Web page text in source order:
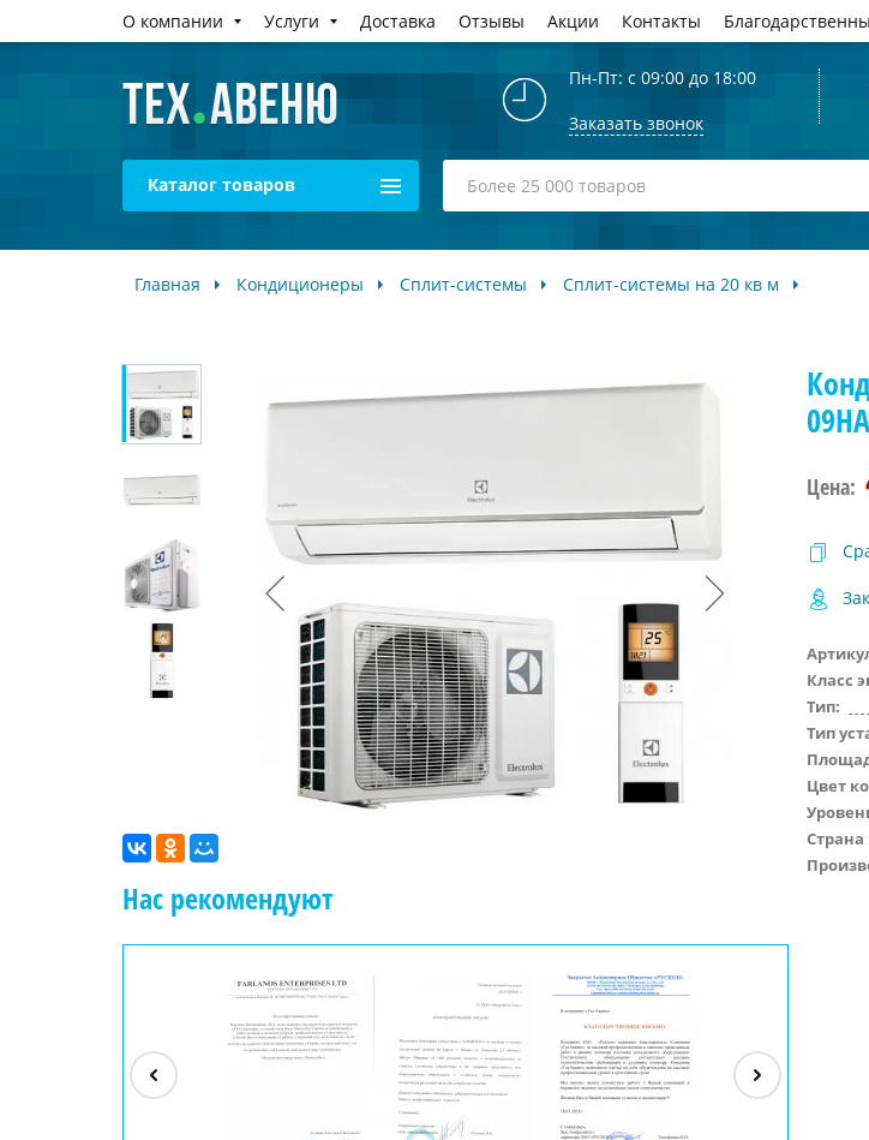
О компании Услуги Доставка Отзывы Акции Контакты
Пн-Пт: с 09:00 до 18:00
Заказать звонок
Каталог товаров
Главная Кондиционеры Сплит-системы Сплит-системы на 20 кв м
Нас рекомендуют
Цена:
Класс
Тип:
Тип
Цвет
Страна